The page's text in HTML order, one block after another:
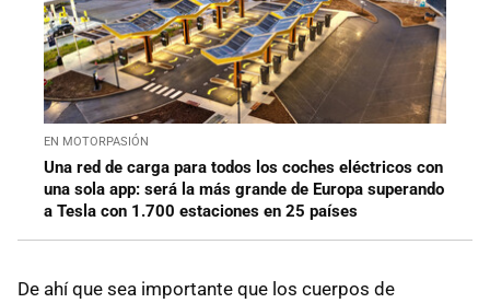
EN MOTORPASIÓN
Una red de carga para todos los coches eléctricos con
una sola app: será la más grande de Europa superando
a Tesla con 1.700 estaciones en 25 países
De ahí que sea importante que los cuerpos de